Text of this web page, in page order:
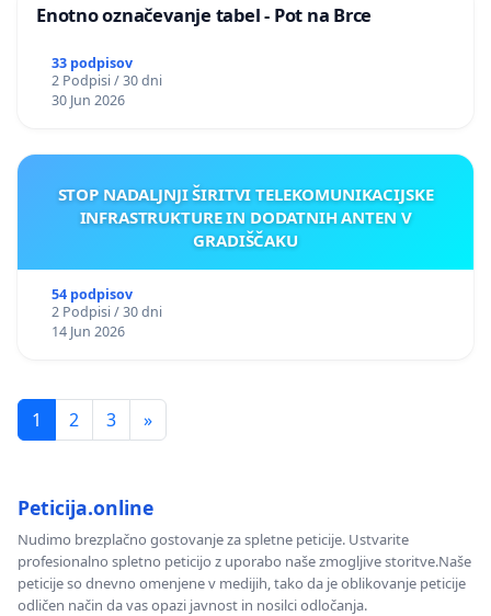
Enotno označevanje tabel - Pot na Brce
33 podpisov
2 Podpisi / 30 dni
30 Jun 2026
STOP NADALJNJI ŠIRITVI TELEKOMUNIKACIJSKE
INFRASTRUKTURE IN DODATNIH ANTEN V
GRADIŠČAKU
54 podpisov
2 Podpisi / 30 dni
14 Jun 2026
1 2 3 »
Peticija.online
Nudimo brezplačno gostovanje za spletne peticije. Ustvarite
profesionalno spletno peticijo z uporabo naše zmogljive storitve.Naše
peticije so dnevno omenjene v medijih, tako da je oblikovanje peticije
odličen način da vas opazi javnost in nosilci odločanja.